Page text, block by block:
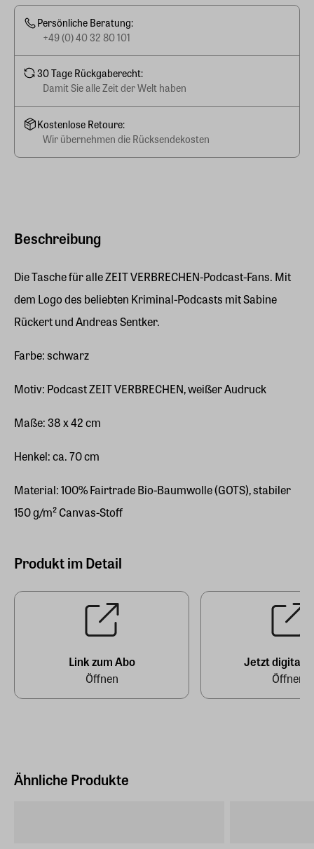
Beschreibung
Die Tasche für alle ZEIT VERBRECHEN-Podcast-Fans. Mit
dem Logo des beliebten Kriminal-Podcasts mit Sabine
Rückert und Andreas Sentker.
Farbe: schwarz
Motiv: Podcast ZEIT VERBRECHEN, weißer Audruck
Maße: 38 x 42 cm
Henkel: ca. 70 cm
Material: 100% Fairtrade Bio-Baumwolle (GOTS), stabiler
150 g/m² Canvas-Stoff
Produkt im Detail
Link zum Abo
Öffnen
Jetzt digital
Öffnen
Persönliche Beratung:
+49 (0) 40 32 80 101
30 Tage Rückgaberecht:
Damit Sie alle Zeit der Welt haben
Kostenlose Retoure:
Wir übernehmen die Rücksendekosten
Ähnliche Produkte